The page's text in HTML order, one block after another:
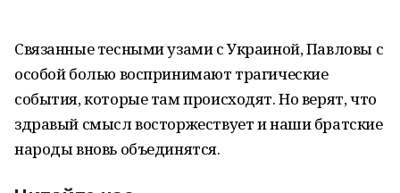
Связанные тесными узами с Украиной, Павловы с
особой болью воспринимают трагические
события, которые там происходят. Но верят, что
здравый смысл восторжествует и наши братские
народы вновь объединятся.